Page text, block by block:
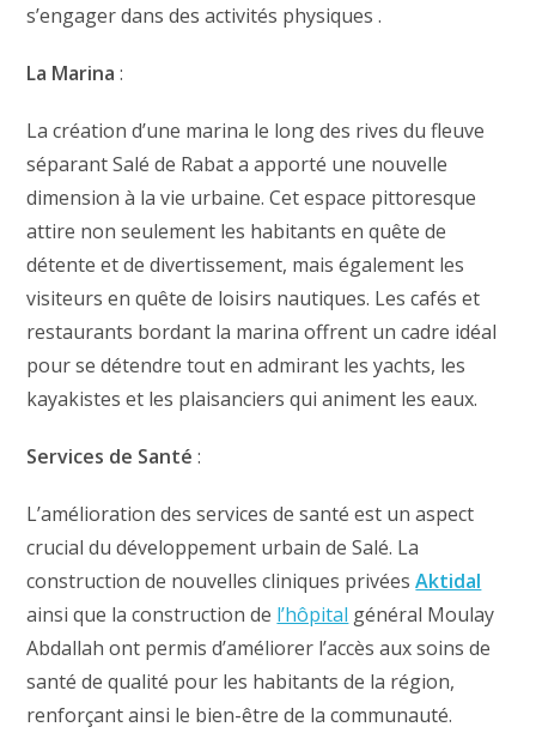
s’engager dans des activités physiques .
La Marina :
La création d’une marina le long des rives du fleuve
séparant Salé de Rabat a apporté une nouvelle
dimension à la vie urbaine. Cet espace pittoresque
attire non seulement les habitants en quête de
détente et de divertissement, mais également les
visiteurs en quête de loisirs nautiques. Les cafés et
restaurants bordant la marina offrent un cadre idéal
pour se détendre tout en admirant les yachts, les
kayakistes et les plaisanciers qui animent les eaux.
Services de Santé :
L’amélioration des services de santé est un aspect
crucial du développement urbain de Salé. La
construction de nouvelles cliniques privéesAktidal
ainsi que la construction de l’hôpital général Moulay
Abdallah ont permis d’améliorer l’accès aux soins de
santé de qualité pour les habitants de la région,
renforçant ainsi le bien-être de la communauté.